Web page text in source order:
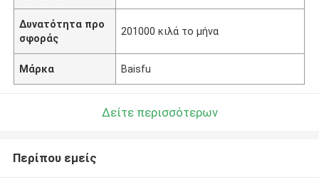
Δυνατότητα προ
σφοράς
201000 κιλά το μήνα
Μάρκα Baisfu
Δείτε περισσότερων
Περίπου εμείς